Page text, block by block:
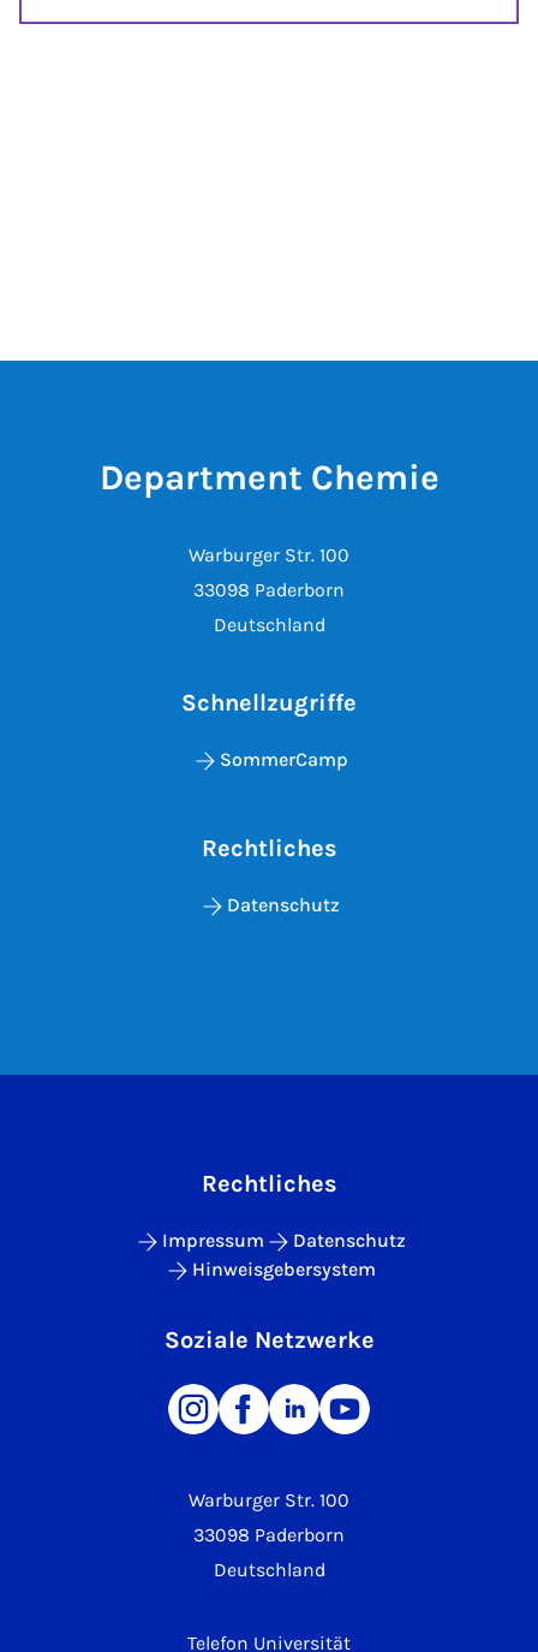
Department Chemie
Warburger Str. 100
33098 Paderborn
Deutschland
Schnellzugriffe
SommerCamp
Rechtliches
Datenschutz
Warburger Str. 100
33098 Paderborn
Deutschland
Telefon Universität
Rechtliches
Impressum
Datenschutz
Hinweisgebersystem
Soziale Netzwerke